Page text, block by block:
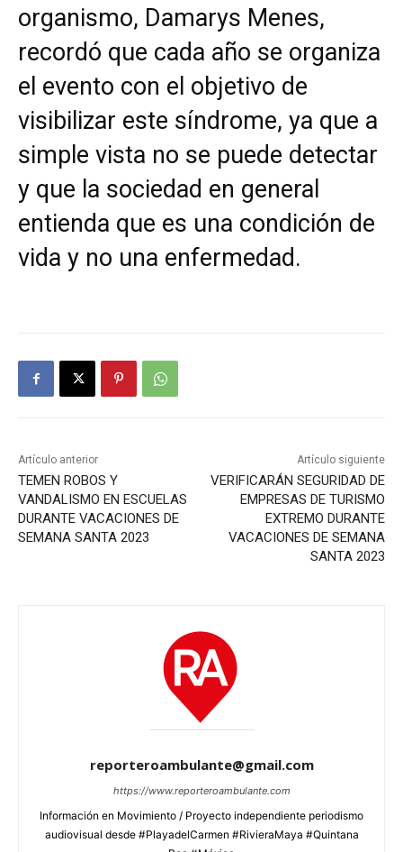
organismo, Damarys Menes,
recordó que cada año se organiza
el evento con el objetivo de
visibilizar este síndrome, ya que a
simple vista no se puede detectar
y que la sociedad en general
entienda que es una condición de
vida y no una enfermedad.
Artículo anterior
TEMEN ROBOS Y
VANDALISMO EN ESCUELAS
DURANTE VACACIONES DE
SEMANA SANTA 2023
Artículo siguiente
VERIFICARÁN SEGURIDAD DE
EMPRESAS DE TURISMO
EXTREMO DURANTE
VACACIONES DE SEMANA
SANTA 2023
reporteroambulante@gmail.com
https://www.reporteroambulante.com
Información en Movimiento / Proyecto independiente periodismo
audiovisual desde #PlayadelCarmen #RivieraMaya #Quintana